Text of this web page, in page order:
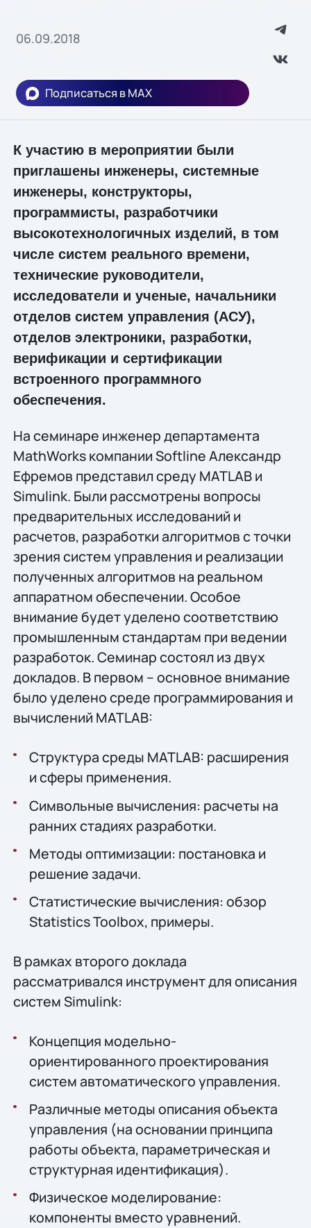
06.09.2018
Подписаться в MAX
К участию в мероприятии были
приглашены инженеры, системные
инженеры, конструкторы,
программисты, разработчики
высокотехнологичных изделий, в том
числе систем реального времени,
технические руководители,
исследователи и ученые, начальники
отделов систем управления (АСУ),
отделов электроники, разработки,
верификации и сертификации
встроенного программного
обеспечения.
На семинаре инженер департамента
MathWorks компании Softline Александр
Ефремов представил среду MATLAB и
Simulink. Были рассмотрены вопросы
предварительных исследований и
расчетов, разработки алгоритмов с точки
зрения систем управления и реализации
полученных алгоритмов на реальном
аппаратном обеспечении. Особое
внимание будет уделено соответствию
промышленным стандартам при ведении
разработок. Семинар состоял из двух
докладов. В первом – основное внимание
было уделено среде программирования и
вычислений MATLAB:
Структура среды MATLAB: расширения
и сферы применения.
Символьные вычисления: расчеты на
ранних стадиях разработки.
Методы оптимизации: постановка и
решение задачи.
Статистические вычисления: обзор
Statistics Toolbox, примеры.
В рамках второго доклада
рассматривался инструмент для описания
систем Simulink:
Концепция модельно-
ориентированного проектирования
систем автоматического управления.
Различные методы описания объекта
управления (на основании принципа
работы объекта, параметрическая и
структурная идентификация).
Физическое моделирование:
компоненты вместо уравнений.